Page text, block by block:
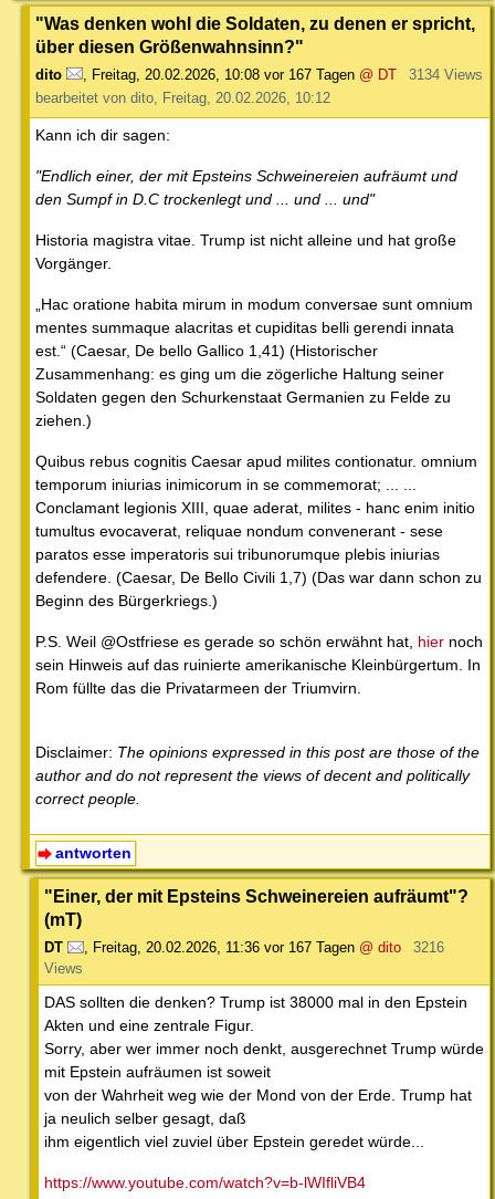
"Was denken wohl die Soldaten, zu denen er spricht,
über diesen Größenwahnsinn?"
dito Freitag, 20.02.2026, 10:08 vor 167 Tagen @ DT
3134 Views
bearbeitet von dito, Freitag, 20.02.2026, 10:12
Kann ich dir sagen:
"Endlich einer, der mit Epsteins Schweinereien aufräumt und
den Sumpf in D.C trockenlegt und ... und ... und"
Historia magistra vitae. Trump ist nicht alleine und hat große
Vorgänger.
„Hac oratione habita mirum in modum conversae sunt omnium
mentes summaque alacritas et cupiditas belli gerendi innata
est.“ (Caesar, De bello Gallico 1,41) (Historischer
Zusammenhang: es ging um die zögerliche Haltung seiner
Soldaten gegen den Schurkenstaat Germanien zu Felde zu
ziehen.)
Quibus rebus cognitis Caesar apud milites contionatur. omnium
temporum iniurias inimicorum in se commemorat; ... ...
Conclamant legionis XIII, quae aderat, milites - hanc enim initio
tumultus evocaverat, reliquae nondum convenerant - sese
paratos esse imperatoris sui tribunorumque plebis iniurias
defendere. (Caesar, De Bello Civili 1,7) (Das war dann schon zu
Beginn des Bürgerkriegs.)
P.S. Weil @Ostfriese es gerade so schön erwähnt hat, hier noch
sein Hinweis auf das ruinierte amerikanische Kleinbürgertum. In
Rom füllte das die Privatarmeen der Triumvirn.
Disclaimer: The opinions expressed in this post are those of the
author and do not represent the views of decent and politically
correct people.
antworten
"Einer, der mit Epsteins Schweinereien aufräumt"?
(mT)
DT , Freitag, 20.02.2026, 11:36 vor 167 Tagen @ dito
3216
Views
DAS sollten die denken? Trump ist 38000 mal in den Epstein
Akten und eine zentrale Figur.
Sorry, aber wer immer noch denkt, ausgerechnet Trump würde
mit Epstein aufräumen ist soweit
von der Wahrheit weg wie der Mond von der Erde. Trump hat
ja neulich selber gesagt, daß
ihm eigentlich viel zuviel über Epstein geredet würde...
https://www.youtube.com/watch?v=b-lWIfliVB4